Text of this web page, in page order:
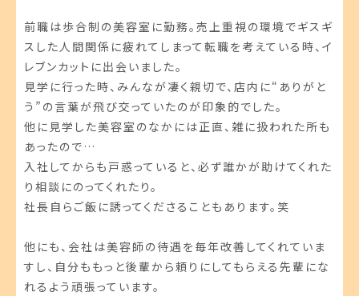
前職は歩合制の美容室に勤務。売上重視の環境でギスギ
スした人間関係に疲れてしまって転職を考えている時、イ
レブンカットに出会いました。
見学に行った時、みんなが凄く親切で、店内に“ありがと
う”の言葉が飛び交っていたのが印象的でした。
他に見学した美容室のなかには正直、雑に扱われた所も
あったので…
入社してからも戸惑っていると、必ず誰かが助けてくれた
り相談にのってくれたり。
社長自らご飯に誘ってくださることもあります。笑
他にも、会社は美容師の待遇を毎年改善してくれていま
すし、自分ももっと後輩から頼りにしてもらえる先輩にな
れるよう頑張っています。